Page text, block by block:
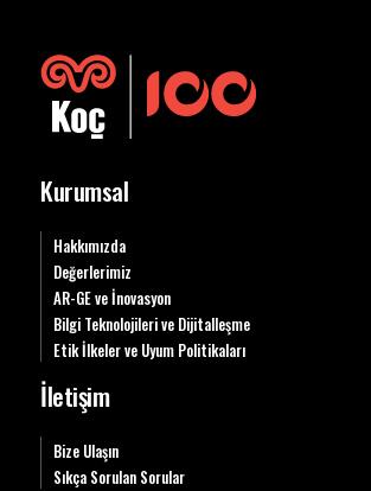
Kurumsal
Hakkımızda
Değerlerimiz
AR-GE ve İnovasyon
Bilgi Teknolojileri ve Dijitalleşme
Etik İlkeler ve Uyum Politikaları
İletişim
Bize Ulaşın
Sıkça Sorulan Sorular